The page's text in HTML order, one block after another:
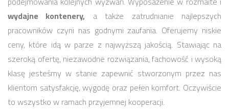
wydajne kontenery, a także zatrudnianie najlepszych
pracowników czyni nas godnymi zaufania. Oferujemy niskie
ceny, które idą w parze z najwyższą jakością. Stawiając na
szeroką ofertę, niezawodne rozwiązania, fachowość i wysoką
klasę jesteśmy w stanie zapewnić stworzonym przez nas
klientom satysfakcję, wygodę oraz pełen komfort. Oczywiście
to wszystko w ramach przyjemnej kooperacji.